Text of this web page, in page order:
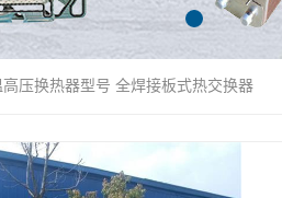
压换热器型号 全焊接板式热交换器